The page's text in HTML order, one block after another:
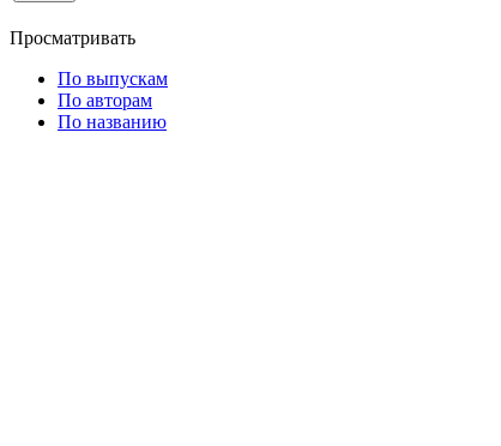
Просматривать
По выпускам
По авторам
По названию